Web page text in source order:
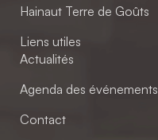
Hainaut Terre de Goûts
Liens utiles
Actualités
Agenda des événements
Contact